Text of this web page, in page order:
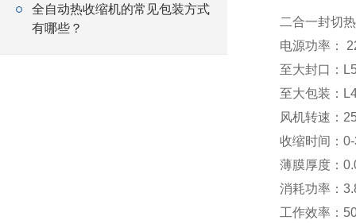
全自动热收缩机的常见包装方式
有哪些？
二合一封切
电源功率：
至大封口：
至大包装：
风机转速：
收缩时间：
薄膜厚度：
消耗功率：
工作效率：